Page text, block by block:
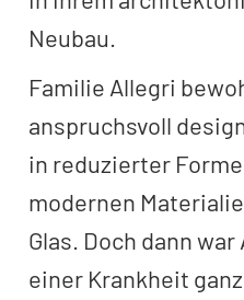
Neubau.
Familie Allegri
anspruchsvoll
in reduzierter
modernen
Glas. Doch dann
einer Krankheit